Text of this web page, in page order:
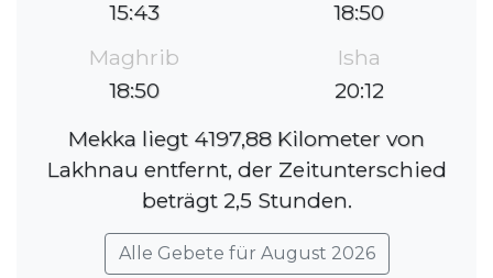
15:43
18:50
Maghrib
18:50
Isha
20:12
Mekka liegt 4197,88 Kilometer von
Lakhnau entfernt, der Zeitunterschied
beträgt 2,5 Stunden.
Alle Gebete für August 2026